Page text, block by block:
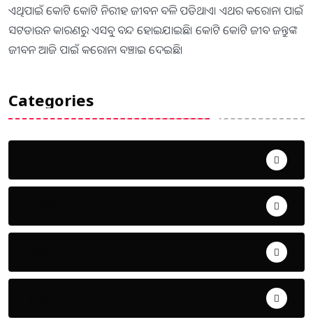
ଏଥିପାଇଁ କୋଟି କୋଟି ନିରୀହ ଜୀବନ ବଳି ପଡିଥାଏ। ଏଥର କରୋନା ପାଇଁ
ସଟଡାଉନ କାରଣରୁ ଏସବୁ ବନ୍ଦ ହୋଇଯାଇଛି। କୋଟି କୋଟି ଜୀବ ଜନ୍ତୁଙ୍କ
ଜୀବନ ଆଜି ପାଇଁ କରୋନା ବଞ୍ଚାଇ ଦେଇଛି।
Categories